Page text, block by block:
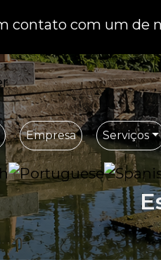
contato com um de
Empresa Serviços